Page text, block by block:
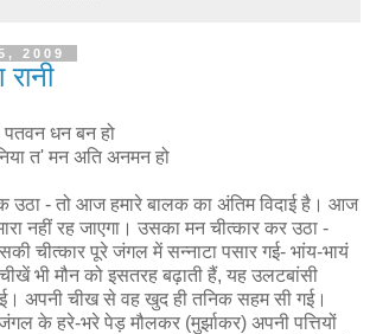
2009
रानी
पतवन धन बन हो
त' मन अति अनमन हो
उठा - तो आज हमारे बालक का अंतिम विदाई है। आज
नहीं रह जाएगा। उसका मन चीत्कार कर उठा -
चीत्कार पूरे जंगल में सन्नाटा पसार गई- भांय-भायं
भी मौन को इसतरह बढ़ाती हैं, यह उलटबांसी
अपनी चीख से वह खुद ही तनिक सहम सी गई।
के हरे-भरे पेड़ मौलकर (मुर्झाकर) अपनी पत्तियों